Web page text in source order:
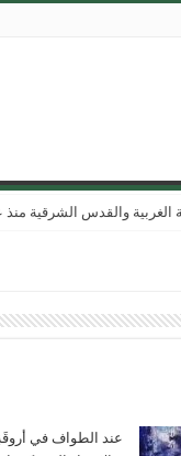
والقدس الشرقية منذ عام
عند الطواف في